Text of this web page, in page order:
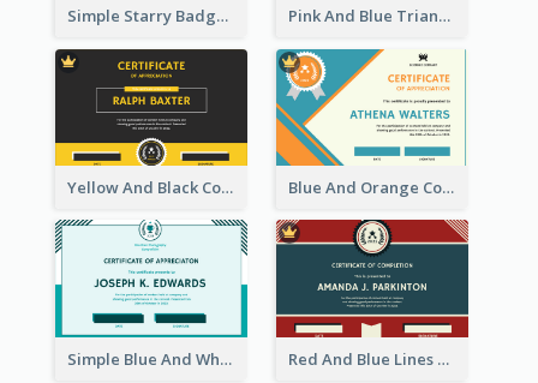
Simple Starry Badge Modern Certificate Design Pink And Blue Triangles Confetti Celebration Certificate
Yellow And Black Contrast Simple Certificate Blue And Orange Company Triangles With Badge Certificate
Simple Blue And White Rectangle Certificate Red And Blue Lines And Badge Completion Certificate